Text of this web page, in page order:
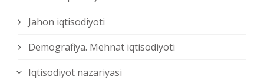
Jahon iqtisodiyoti
Demografiya. Mehnat iqtisodiyoti
Iqtisodiyot nazariyasi